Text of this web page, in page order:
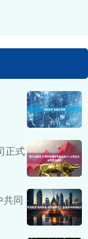
正式
共同